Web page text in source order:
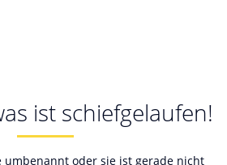
ist schiefgelaufen!
umbenannt oder sie ist gerade nicht